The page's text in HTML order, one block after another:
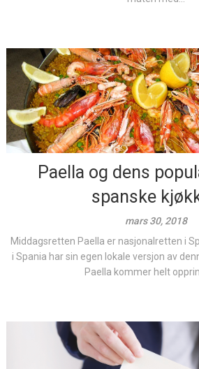
Paella og dens
spanske
mars 30, 2018
Middagsretten Paella er nasjonalretten i
i Spania har sin egen lokale versjon av
Paella kommer helt